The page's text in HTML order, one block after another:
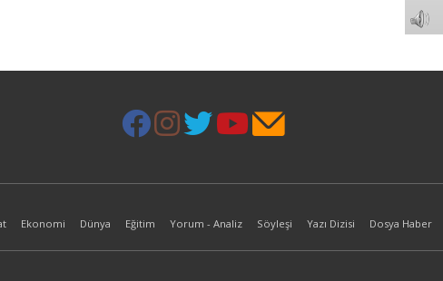
Ekonomi Dünya Eğitim Yorum - Analiz Söyleşi Yazı Dizisi Dosya Haber